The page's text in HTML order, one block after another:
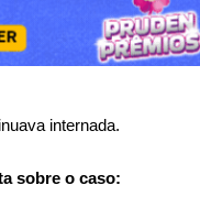
internada.
sobre o caso: